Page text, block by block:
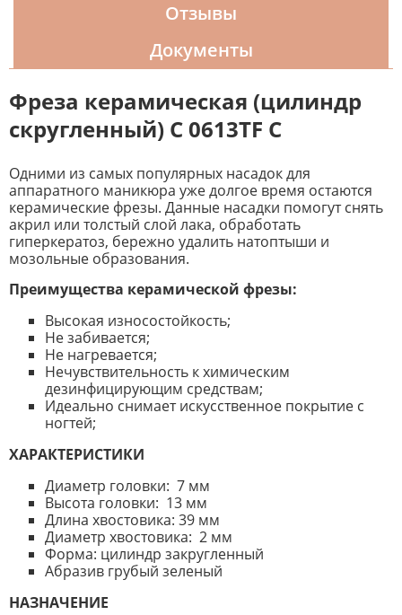
Отзывы
Документы
Фреза керамическая (цилиндр
скругленный) С 0613TF С
Одними из самых популярных насадок для
аппаратного маникюра уже долгое время остаются
керамические фрезы. Данные насадки помогут снять
акрил или толстый слой лака, обработать
гиперкератоз, бережно удалить натоптыши и
мозольные образования.
Преимущества керамической фрезы:
Высокая износостойкость;
Не забивается;
Не нагревается;
Нечувствительность к химическим
дезинфицирующим средствам;
Идеально снимает искусственное покрытие с
ногтей;
ХАРАКТЕРИСТИКИ
Диаметр головки: 7 мм
Высота головки: 13 мм
Длина хвостовика: 39 мм
Диаметр хвостовика: 2 мм
Форма: цилиндр закругленный
Абразив грубый зеленый
НАЗНАЧЕНИЕ